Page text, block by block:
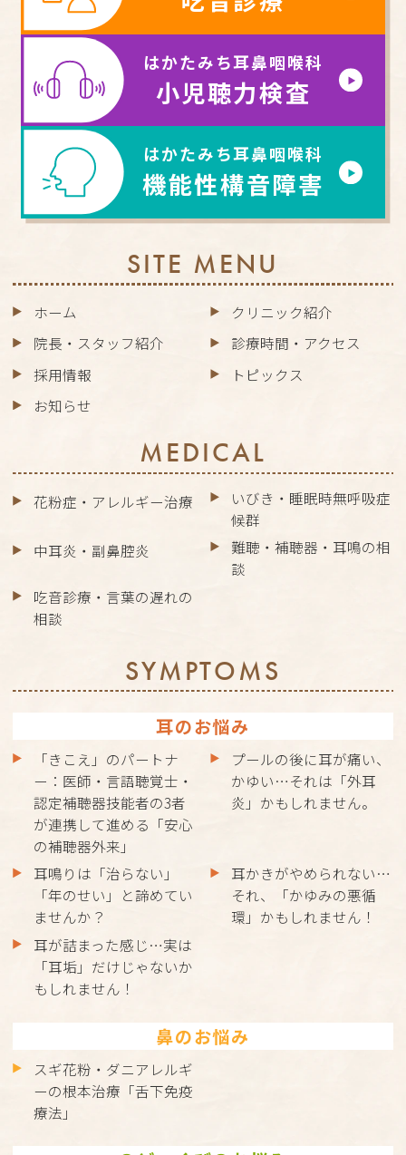
はかたみち耳鼻咽喉科
小児聴力検査
はかたみち耳鼻咽喉科
機能性構音障害
SITE MENU
ホーム
クリニック紹介
院長・スタッフ紹介
診療時間・アクセス
採用情報
トピックス
お知らせ
MEDICAL
花粉症・アレルギー治療
いびき・睡眠時無呼吸症
候群
中耳炎・副鼻腔炎
難聴・補聴器・耳鳴の相
談
吃音診療・言葉の遅れの
相談
SYMPTOMS
耳のお悩み
「きこえ」のパートナ
ー：医師・言語聴覚士・
認定補聴器技能者の3者
が連携して進める「安心
の補聴器外来」
プールの後に耳が痛い、
かゆい…それは「外耳
炎」かもしれません。
耳鳴りは「治らない」
「年のせい」と諦めてい
ませんか？
耳かきがやめられない…
それ、「かゆみの悪循
環」かもしれません！
耳が詰まった感じ…実は
「耳垢」だけじゃないか
もしれません！
鼻のお悩み
スギ花粉・ダニアレルギ
ーの根本治療「舌下免疫
療法」